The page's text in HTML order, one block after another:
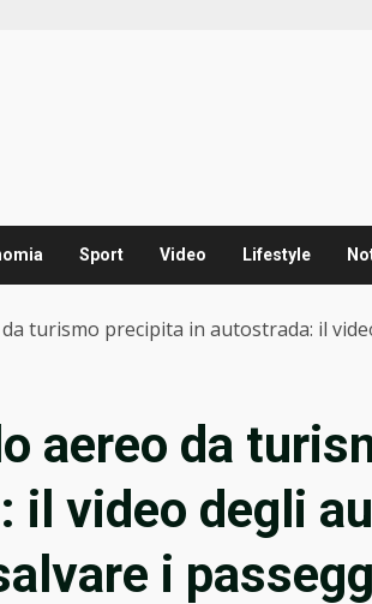
Sport Video Lifestyle
turismo precipita in autostrada: il
aereo da
il video degli
i